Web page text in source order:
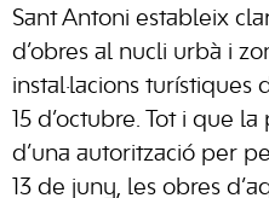
Sant Antoni estableix
d’obres al nucli urbà i
instal·lacions turístiques
15 d’octubre. Tot i que
d’una autorització per
13 de juny, les obres